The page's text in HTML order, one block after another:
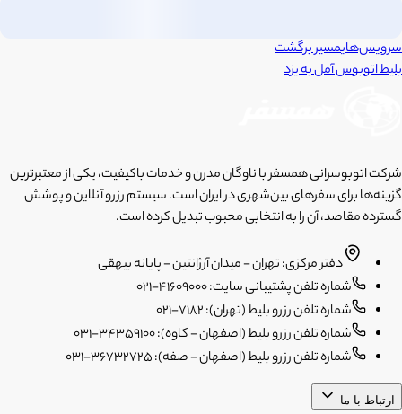
سرویس‌هایمسیر برگشت
بلیط اتوبوسآملبهیزد
شرکت اتوبوسرانی همسفر با ناوگان مدرن و خدمات باکیفیت، یکی از معتبرترین
گزینه‌ها برای سفرهای بین‌شهری در ایران است. سیستم رزرو آنلاین و پوشش
گسترده مقاصد، آن را به انتخابی محبوب تبدیل کرده است.
دفتر مرکزی: تهران - میدان آرژانتین - پایانه بیهقی
شماره تلفن پشتیبانی سایت: 41609000-021
شماره تلفن رزرو بلیط (تهران): 7182-021
شماره تلفن رزرو بلیط (اصفهان - کاوه): 34359100-031
شماره تلفن رزرو بلیط (اصفهان - صفه): 36732725-031
ارتباط با ما